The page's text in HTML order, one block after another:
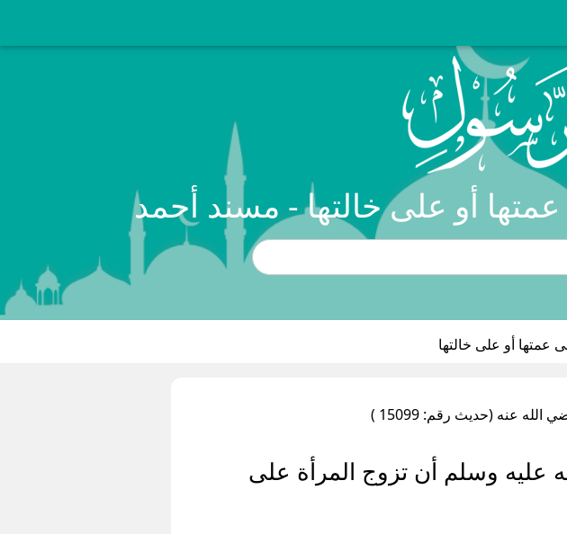
أو على خالتها - مسند أحمد
أو على خالتها
عنه (حديث رقم: 15099 )
عليه وسلم أن تزوج المرأة على